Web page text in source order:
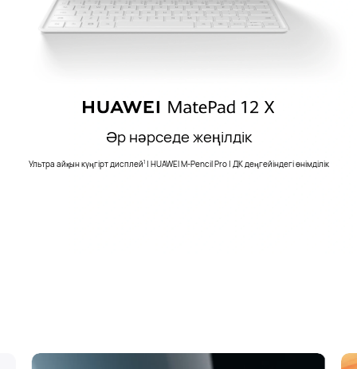
Әр нәрседе жеңілдік
Ультра айқын күңгірт дисплей1| HUAWEI M-Pencil Pro | ДК деңгейіндегі өнімділік